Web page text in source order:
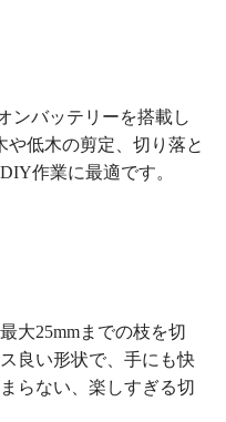
ンバッテリーを搭載し
や低木の剪定、切り落と
作業に最適です。
大25mmまでの枝を切
良い形状で、手にも快
らない、楽しすぎる切